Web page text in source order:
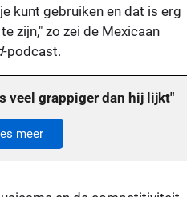
kunt gebruiken en dat is erg
zijn," zo zei de Mexicaan
-podcast.
veel grappiger dan hij lijkt"
meer